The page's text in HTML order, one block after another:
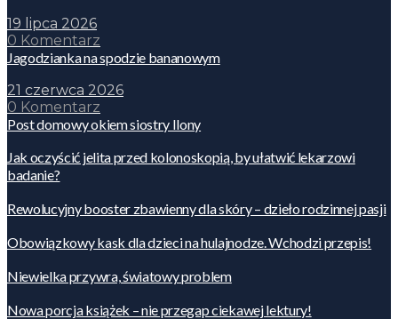
19 lipca 2026
0 Komentarz
Jagodzianka na spodzie bananowym
21 czerwca 2026
0 Komentarz
Post domowy okiem siostry Ilony
Jak oczyścić jelita przed kolonoskopią, by ułatwić lekarzowi
badanie?
Rewolucyjny booster zbawienny dla skóry – dzieło rodzinnej pasji
Obowiązkowy kask dla dzieci na hulajnodze. Wchodzi przepis!
Niewielka przywra, światowy problem
Nowa porcja książek – nie przegap ciekawej lektury!